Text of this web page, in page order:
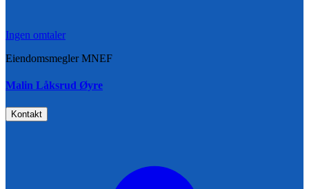
Ingen omtaler
Eiendomsmegler MNEF
Malin Låksrud Øyre
Kontakt